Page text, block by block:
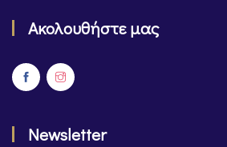
Ακολουθήστε μας
Newsletter